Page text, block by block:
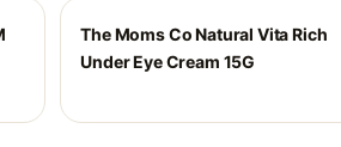
The Moms Co Natural Vita Rich
Under Eye Cream 15G